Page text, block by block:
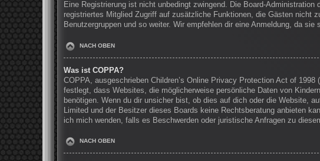
Eine Registrierung ist nicht unbedingt zwingend. Die Board-
registriertes Mitglied Zugriff auf zusätzliche Funktionen, die Gästen nicht
Benutzergruppen und so weiter. Wir empfehlen dir eine Anmeldung, da
NACH OBEN
Was ist COPPA?
COPPA, ausgeschrieben Children’s Online Privacy Protection Act of
festlegt, dass Websites, die möglicherweise persönliche Daten von
benötigen. Wenn du dir unsicher bist, ob dies auf dich oder die Website,
Limited und der Besitzer dieses Boards keine Rechtsberatung anbieten
ich mich wenden, falls es Beschwerden oder juristische Anfragen zu
NACH OBEN